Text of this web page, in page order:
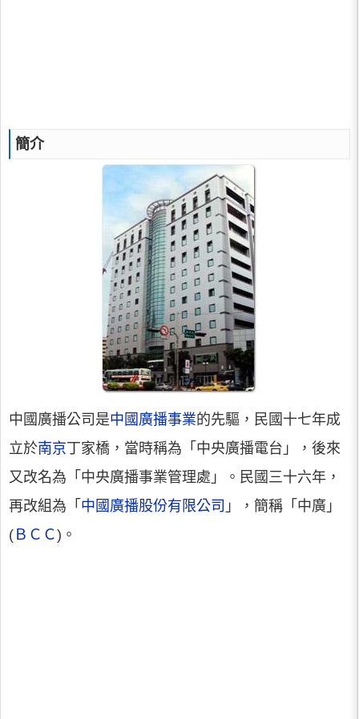
簡介
中國廣播公司是中國廣播事業的先驅，民國十七年成
立於南京丁家橋，當時稱為「中央廣播電台」，後來
又改名為「中央廣播事業管理處」。民國三十六年，
再改組為「 中國廣播股份有限公司 」，簡稱「中廣」
( ＢＣＣ)。